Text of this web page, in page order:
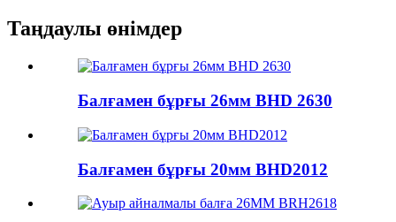
Таңдаулы өнімдер
Балғамен бұрғы 26мм BHD 2630
Балғамен бұрғы 20мм BHD2012